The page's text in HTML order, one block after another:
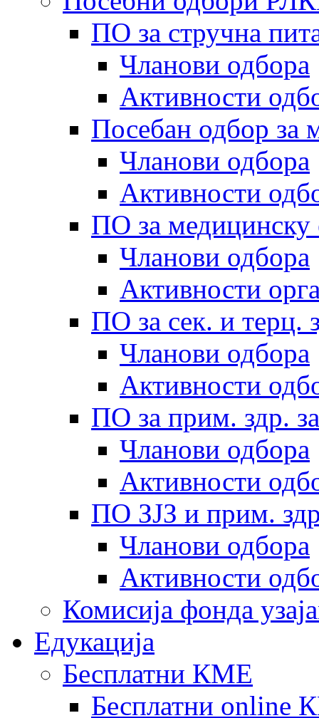
ПО за стручна
Чланови одбора
Активности
Посебан одбор за
Чланови одбора
Активности
ПО за медицинску
Чланови одбора
Активности
ПО за сек. и терц.
Чланови одбора
Активности
ПО за прим. здр.
Чланови одбора
Активности
ПО ЗЈЗ и прим.
Чланови одбора
Активности
Комисија фонда
Едукација
Бесплатни КМЕ
Бесплатни online